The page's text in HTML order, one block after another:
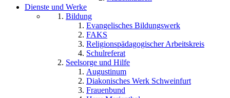
Dienste und Werke
Bildung
Evangelisches Bildungswerk
FAKS
Religionspädagogischer Arbeitskreis
Schulreferat
Seelsorge und Hilfe
Augustinum
Diakonisches Werk Schweinfurt
Frauenbund